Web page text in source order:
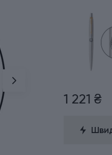
1 221 ₴